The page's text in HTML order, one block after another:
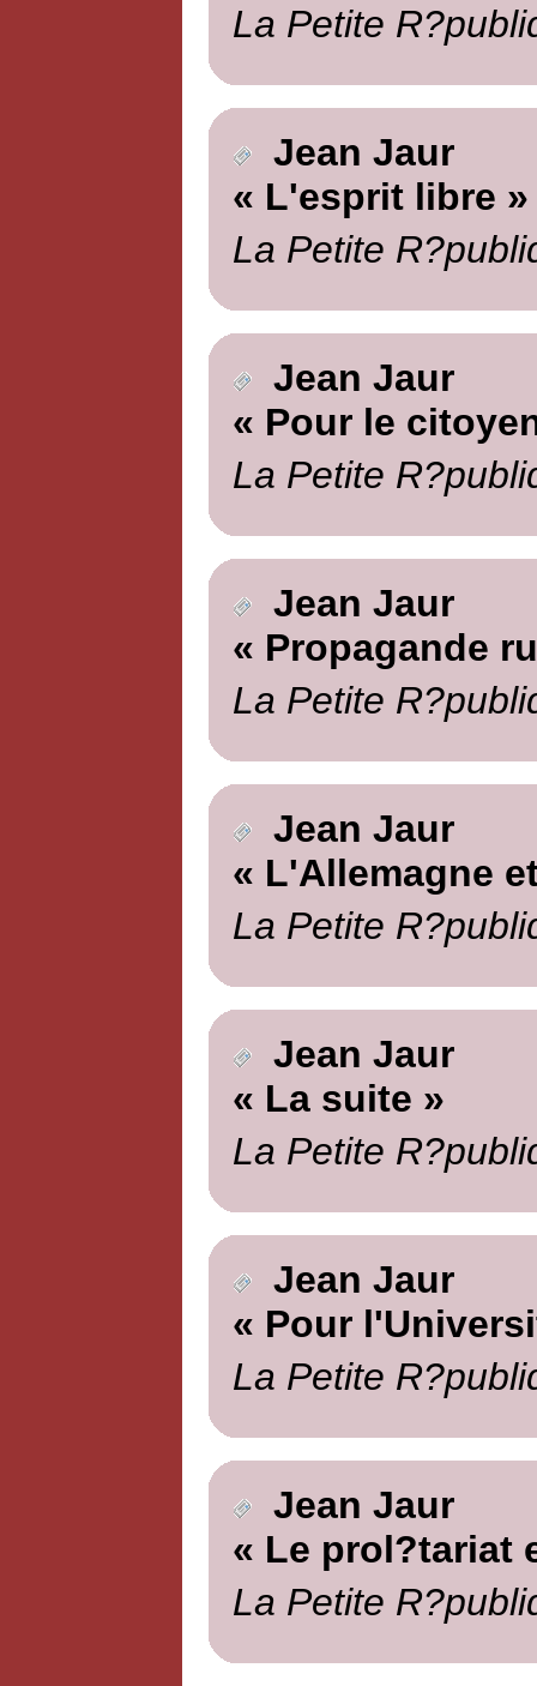
La Petite
Jean Jaur
« L'esprit libre »
La Petite
Jean Jaur
« Pour le
La Petite
Jean Jaur
« Propagande
La Petite
Jean Jaur
« L'Allemagne
La Petite
Jean Jaur
« La suite »
La Petite
Jean Jaur
« Pour
La Petite
Jean Jaur
« Le prol?tariat
La Petite